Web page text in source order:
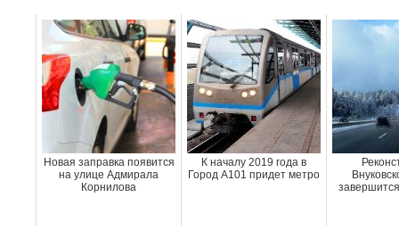
Новая заправка появится
на улице Адмирала
Корнилова
К началу 2019 года в
Город А101 придет метро